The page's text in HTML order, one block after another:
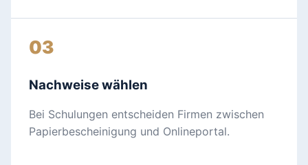
03
Nachweise wählen
Bei Schulungen entscheiden Firmen zwischen
Papierbescheinigung und Onlineportal.